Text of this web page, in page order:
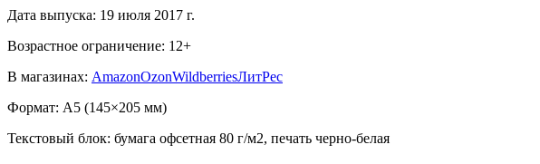
Дата выпуска: 19 июля 2017 г.
Возрастное ограничение: 12+
В магазинах: AmazonOzonWildberriesЛитРес
Формат: A5 (145×205 мм)
Текстовый блок: бумага офсетная 80 г/м2, печать черно-белая